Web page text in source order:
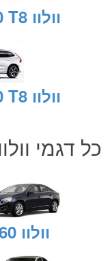
וולוו xc90 T8 היברידי
וולוו XC60 T8 היברידי
כל דגמיוולוו
וולוו s60